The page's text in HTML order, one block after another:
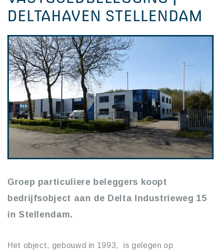
DELTAHAVEN STELLENDAM
Groep particuliere beleggers koopt
bedrijfsobject aan de Delta Industrieweg 15
in Stellendam.
Het object, gebouwd in 1993, is gelegen op